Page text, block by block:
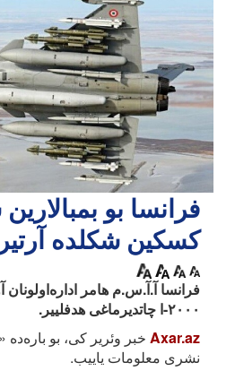
فرانسا بو
کسکین شکلده
فرانسا آ.آ.س.م هامر اداره‌اولونان
۲۰۰۰-ا چاتدیرماغی هدفلییر.
Axar.az خبر وئریر کی، بو باره‌ده
نشری معلومات یاییب.